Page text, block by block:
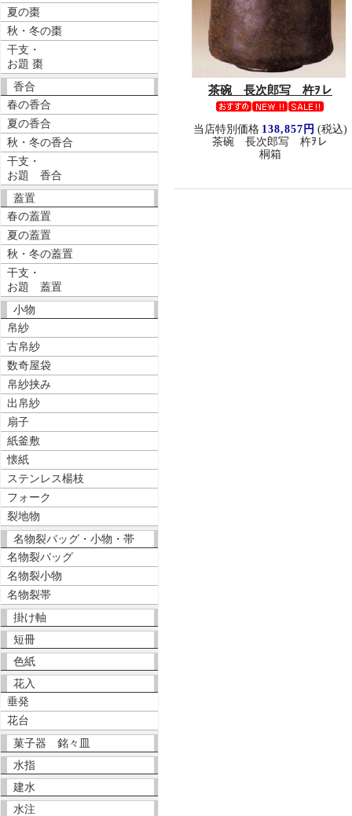
夏の棗
秋・冬の棗
干支・
お題 棗
香合
春の香合
夏の香合
秋・冬の香合
干支・
お題 香合
蓋置
春の蓋置
夏の蓋置
秋・冬の蓋置
干支・
お題 蓋置
小物
帛紗
古帛紗
数奇屋袋
帛紗挟み
出帛紗
扇子
紙釜敷
懐紙
ステンレス楊枝
フォーク
裂地物
名物裂バッグ・小物・帯
名物裂バッグ
名物裂小物
名物裂帯
掛け軸
短冊
色紙
花入
垂発
花台
菓子器 銘々皿
水指
建水
水注
茶碗 長次郎写 杵ｦレ
当店特別価格 138,857円 (税込)
茶碗 長次郎写 杵ｦレ
桐箱